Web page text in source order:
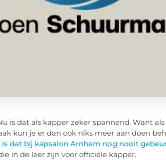
is dat als kapper zeker spannend. Want
kun je er dan ook niks meer aan doen
is dat bij kapsalon Arnhem nog nooit
in de leer zijn voor officiële kapper.